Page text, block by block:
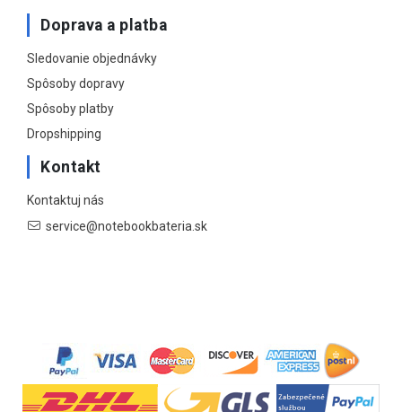
Doprava a platba
Sledovanie objednávky
Spôsoby dopravy
Spôsoby platby
Dropshipping
Kontakt
Kontaktuj nás
service@notebookbateria.sk